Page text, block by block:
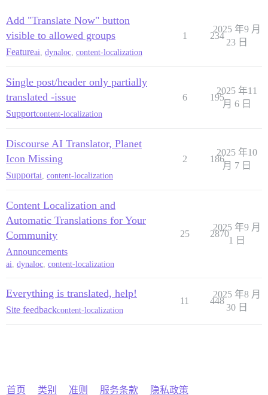
Add "Translate Now" button
visible to allowed groups
Featureai dynaloc content-localization
1 234
2025 年9 月
23 日
Single post/header only partially
translated -issue
Supportcontent-localization
6 195
2025 年11
月 6 日
Discourse AI Translator, Planet
Icon Missing
Supportai content-localization
2 186
2025 年10
月 7 日
Content Localization and
Automatic Translations for Your
Community
Announcements
ai, dynaloc, content-localization
25 2870
2025 年9 月
1 日
Everything is translated, help!
Site feedbackcontent-localization
11 448
2025 年8 月
30 日
首页 类别 准则 服务条款 隐私政策